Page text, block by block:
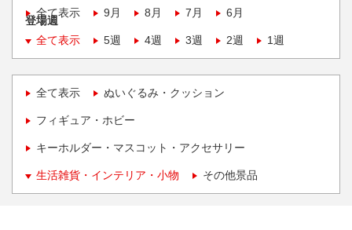
全て表示
9月 8月 7月 6月
登場週
全て表示
5週 4週 3週 2週 1週
全て表示 ぬいぐるみ・クッション
フィギュア・ホビー
キーホルダー・マスコット・アクセサリー
生活雑貨・インテリア・小物 その他景品